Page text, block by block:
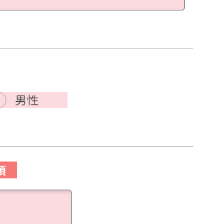
男性